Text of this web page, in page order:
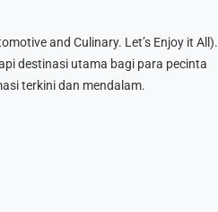
and Culinary. Let’s Enjoy it All).
destinasi utama bagi para pecinta
terkini dan mendalam.